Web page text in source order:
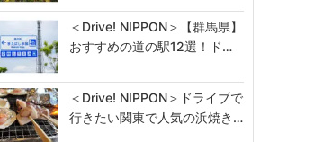
＜Drive! NIPPON＞【群馬県】
おすすめの道の駅12選！ド…
＜Drive! NIPPON＞ドライブで
行きたい関東で人気の浜焼き…